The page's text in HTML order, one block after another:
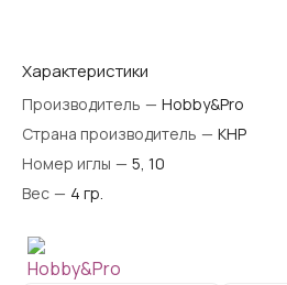
Характеристики
Производитель — Hobby&Pro
Страна производитель — КНР
Номер иглы — 5, 10
Вес — 4 гр.